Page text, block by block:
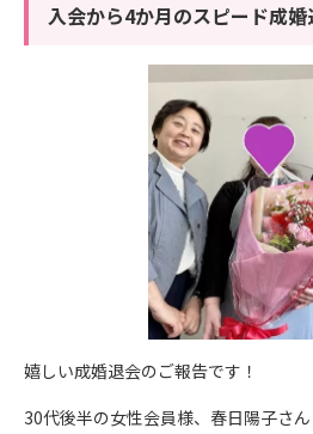
入会から4か月のスピード成
嬉しい成婚退会のご報告です！
30代後半の女性会員様、春日陽子さ